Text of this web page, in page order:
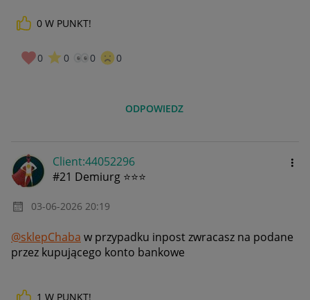
0 W PUNKT!
0 0 0 0
ODPOWIEDZ
Client:44052296
#21 Demiurg ⭐⭐⭐
‎03-06-2026 20:19
@sklepChaba w przypadku inpost zwracasz na podane
przez kupującego konto bankowe
1 W PUNKT!